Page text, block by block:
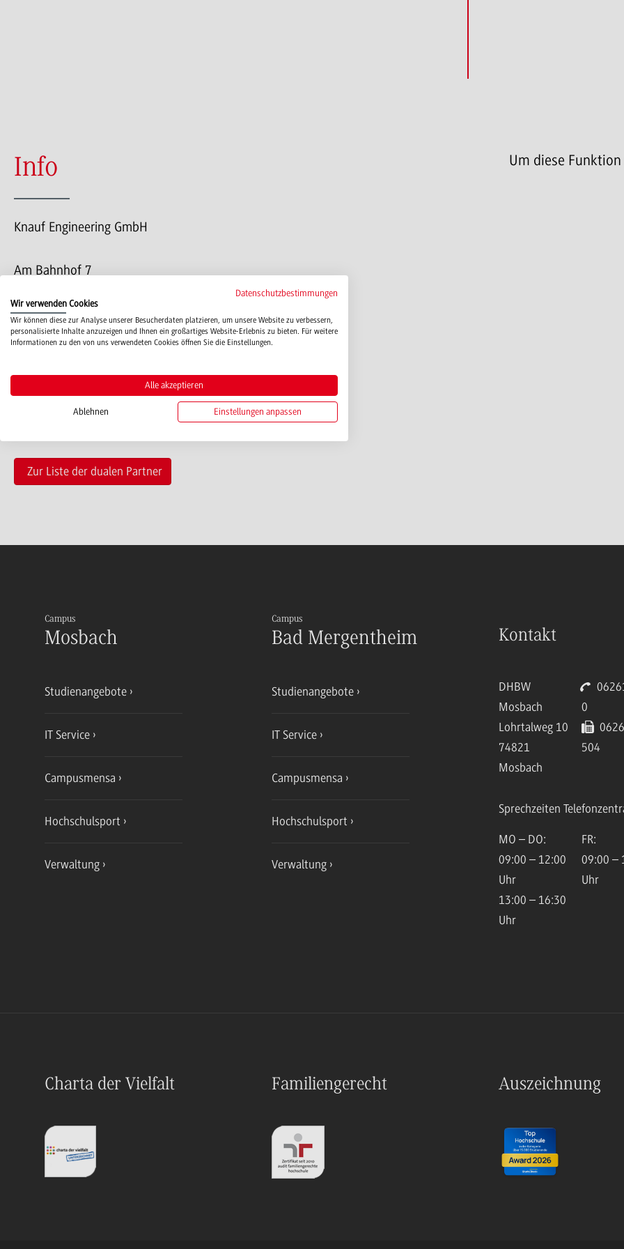
Info
Knauf Engineering GmbH
Am Bahnhof 7
ausbildung[at]knauf.com
Um diese
Zur Liste der dualen Partner
Campus
Mosbach
Studienangebote
IT Service
Campusmensa
Hochschulsport
Verwaltung
Campus
Bad Mergentheim
Studienangebote
IT Service
Campusmensa
Hochschulsport
Verwaltung
Kontakt
DHBW
Mosbach
Lohrtalweg 10
74821
Mosbach
0
504
Sprechzeiten
MO – DO:
09:00 – 12:00
Uhr
13:00 – 16:30
Uhr
FR:
09:00 –
Uhr
Charta der Vielfalt Familiengerecht Auszeichnung
Datenschutzbestimmungen
Wir verwenden Cookies
Wir können diese zur Analyse unserer Besucherdaten platzieren, um unsere Website zu verbessern,
personalisierte Inhalte anzuzeigen und Ihnen ein großartiges Website-Erlebnis zu bieten. Für weitere
Informationen zu den von uns verwendeten Cookies öffnen Sie die Einstellungen.
Alle akzeptieren
Ablehnen Einstellungen anpassen